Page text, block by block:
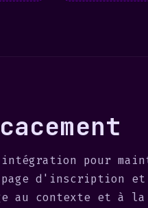
pour
d'inscription et
au contexte et à la